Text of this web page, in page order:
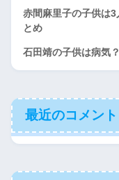
赤間麻里子の子供は
とめ
石田靖の子供は病気
最近のコメント